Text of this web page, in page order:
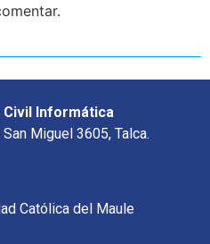
Civil Informática
Miguel 3605, Talca.
Católica del Maule